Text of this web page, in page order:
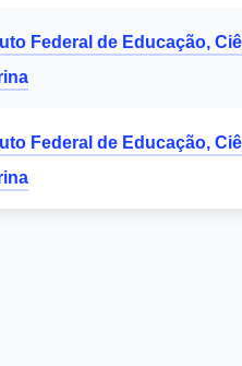
Federal de Educação,
Federal de Educação,